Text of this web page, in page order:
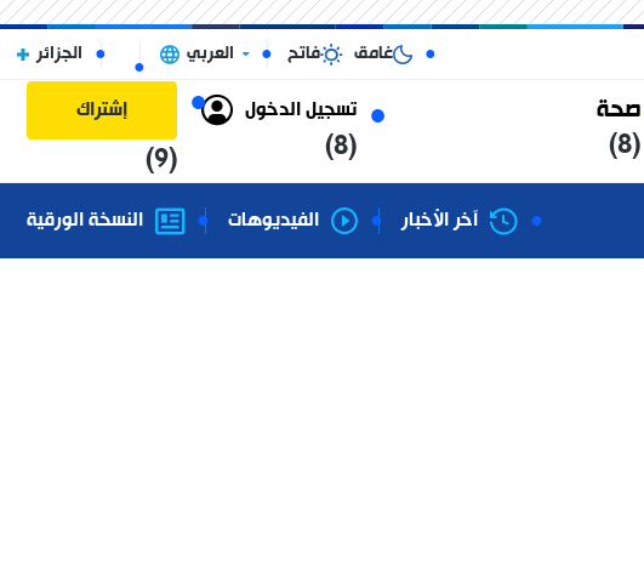
صحة
(8)
تسجيل الدخول
(8)
إشتراك
(9)
غامق فاتح العربي الجزائر
آخر الأخبار الفيديوهات النسخة الورقية